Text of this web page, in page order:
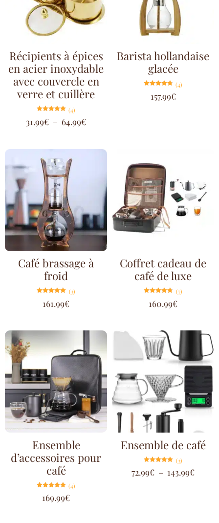
Récipients à épices
en acier inoxydable
avec couvercle en
verre et cuillère
5.00
sur 5
(4)
31.99€ – 64.99€
Barista hollandaise
glacée
4.75
sur 5
(4)
157.99€
Café brassage à
froid
5.00
sur 5
(3)
161.99€
Coffret cadeau de
café de luxe
4.71
sur 5
(7)
160.99€
Ensemble
d’accessoires pour
café
5.00
sur 5
(4)
169.99€
Ensemble de café
5.00
sur 5
(3)
72.99€ – 143.99€